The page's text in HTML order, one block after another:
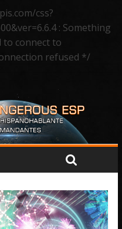
css?
: Something
to connect to
refused */